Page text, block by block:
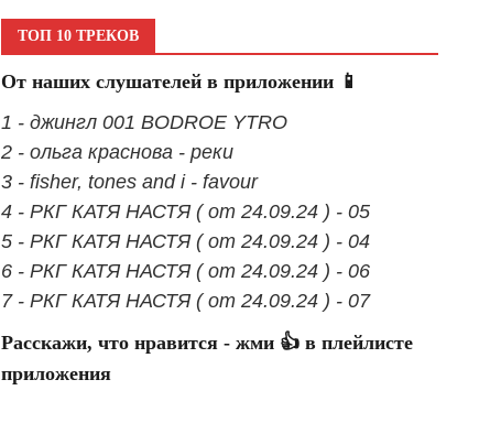
ТОП 10 ТРЕКОВ
От наших слушателей в приложении 📱
1 - джингл 001 BODROE YTRO
2 - ольга краснова - реки
3 - fisher, tones and i - favour
4 - РКГ КАТЯ НАСТЯ ( от 24.09.24 ) - 05
5 - РКГ КАТЯ НАСТЯ ( от 24.09.24 ) - 04
6 - РКГ КАТЯ НАСТЯ ( от 24.09.24 ) - 06
7 - РКГ КАТЯ НАСТЯ ( от 24.09.24 ) - 07
Расскажи, что нравится - жми 👍 в плейлисте
приложения